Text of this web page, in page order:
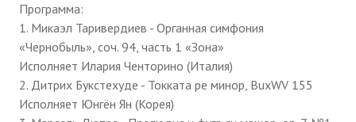
Программа:
1. Микаэл Таривердиев - Органная симфония
«Чернобыль», соч. 94, часть 1 «Зона»
Исполняет Илария Ченторино (Италия)
2. Дитрих Букстехуде - Токката ре минор, BuxWV 155
Исполняет Юнгён Ян (Корея)